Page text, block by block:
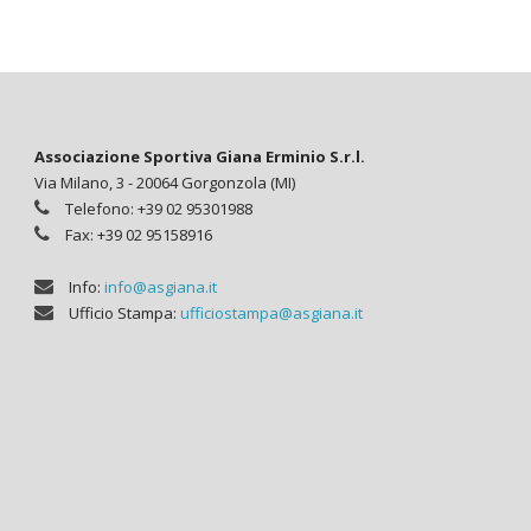
Associazione Sportiva Giana Erminio S.r.l.
Via Milano, 3 - 20064 Gorgonzola (MI)
Telefono: +39 02 95301988
Fax: +39 02 95158916
Info: info@asgiana.it
Ufficio Stampa: ufficiostampa@asgiana.it